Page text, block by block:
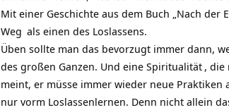
Mit einer Geschichte aus dem Buch „Nach
Weg als einen des Loslassens.
Üben sollte man das bevorzugt immer dann,
des großen Ganzen. Und eine Spiritualität , die
meint, er müsse immer wieder neue
nur vorm Loslassenlernen. Denn nicht allein